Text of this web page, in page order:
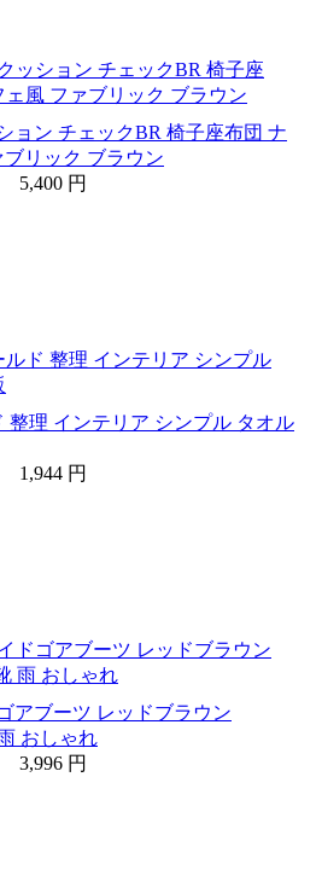
ョン チェックBR 椅子座布団 ナ
リック ブラウン
5,400 円
整理 インテリア シンプル タオル
1,944 円
アブーツ レッドブラウン
おしゃれ
3,996 円